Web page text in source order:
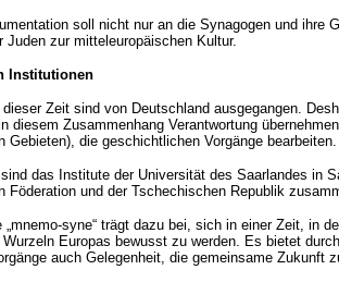
soll nicht nur an die Synagogen und ihre
Juden zur mitteleuropäischen Kultur.
Institutionen
dieser Zeit sind von Deutschland ausgegangen.
diesem Zusammenhang Verantwortung
Gebieten), die geschichtlichen Vorgänge bearbeiten.
das Institute der Universität des Saarlandes in
Föderation und der Tschechischen Republik
„mnemo-syne“ trägt dazu bei, sich in einer Zeit, in
Europas bewusst zu werden. Es bietet
auch Gelegenheit, die gemeinsame Zukunft